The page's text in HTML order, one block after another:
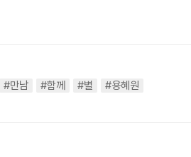
#만남 #함께 #별 #용혜원